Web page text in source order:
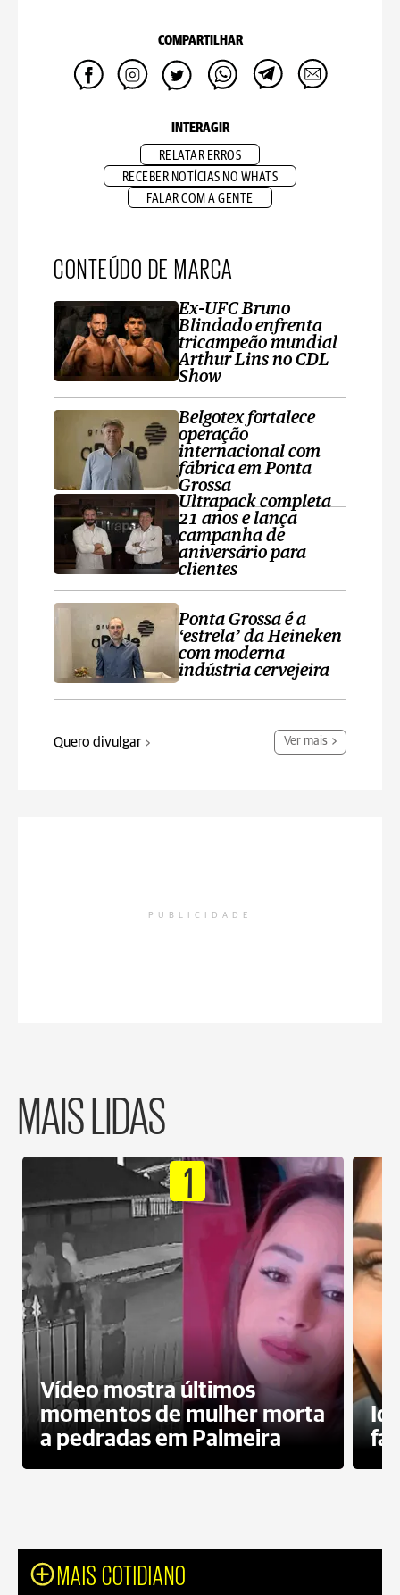
COMPARTILHAR
INTERAGIR
RELATAR ERROS
RECEBER NOTÍCIAS NO WHATS
FALAR COM A GENTE
CONTEÚDO DE MARCA
Ex-UFC Bruno
Blindado enfrenta
tricampeão mundial
Arthur Lins no CDL
Show
Belgotex fortalece
operação
internacional com
fábrica em Ponta
Grossa
Ultrapack completa
21 anos e lança
campanha de
aniversário para
clientes
Ponta Grossa é a
‘estrela’ da Heineken
com moderna
indústria cervejeira
Quero divulgar Ver mais
PUBLICIDADE
MAIS LIDAS
1
Vídeo mostra últimos
momentos de mulher morta
a pedradas em Palmeira
MAIS COTIDIANO